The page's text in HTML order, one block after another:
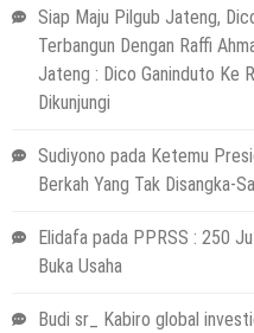
Siap Maju Pilgub Jateng,
Terbangun Dengan Raffi
Jateng : Dico Ganinduto Ke
Dikunjungi
Sudiyono pada Ketemu
Berkah Yang Tak Disangka-
Elidafa pada PPRSS : 250
Buka Usaha
Budi sr_ Kabiro global